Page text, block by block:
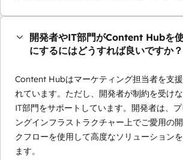
開発者やIT部門がContent Hubを
にするにはどうすれば良いですか？
Content Hubはマーケティング担当者を支
れています。ただし、開発者が制約を受け
IT部門をサポートしています。開発者は、
ングインフラストラクチャー上でご愛用の
クフローを使用して高度なソリューション
ます。